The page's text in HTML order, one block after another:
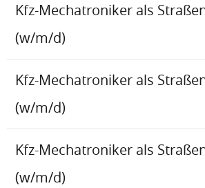
Kfz-Mechatroniker als
(w/m/d)
Kfz-Mechatroniker als
(w/m/d)
Kfz-Mechatroniker als
(w/m/d)